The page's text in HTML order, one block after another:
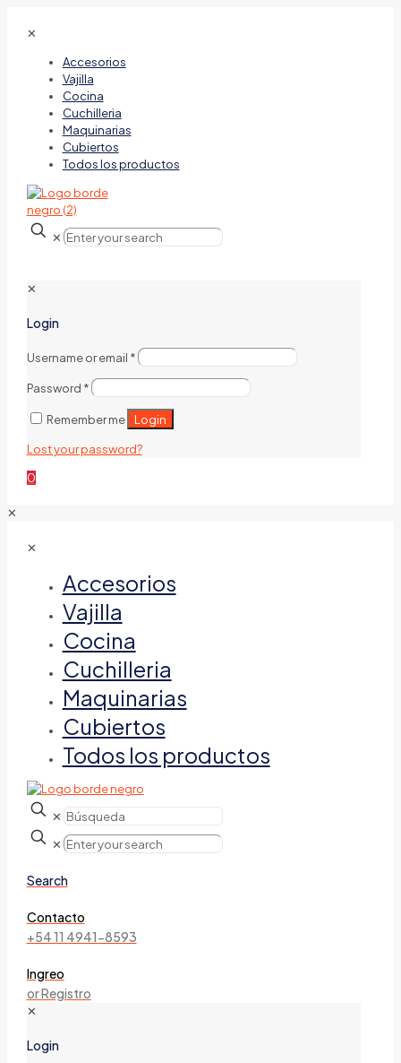
✕
Accesorios
Vajilla
Cocina
Cuchilleria
Maquinarias
Cubiertos
Todos los productos
✕
✕
Login
Username or email *
Password *
Remember me Login
Lost your password?
0
✕
✕
Accesorios
Vajilla
Cocina
Cuchilleria
Maquinarias
Cubiertos
Todos los productos
✕
✕
Search
Contacto
+54 11 4941-8593
Ingreo
or Registro
✕
Login